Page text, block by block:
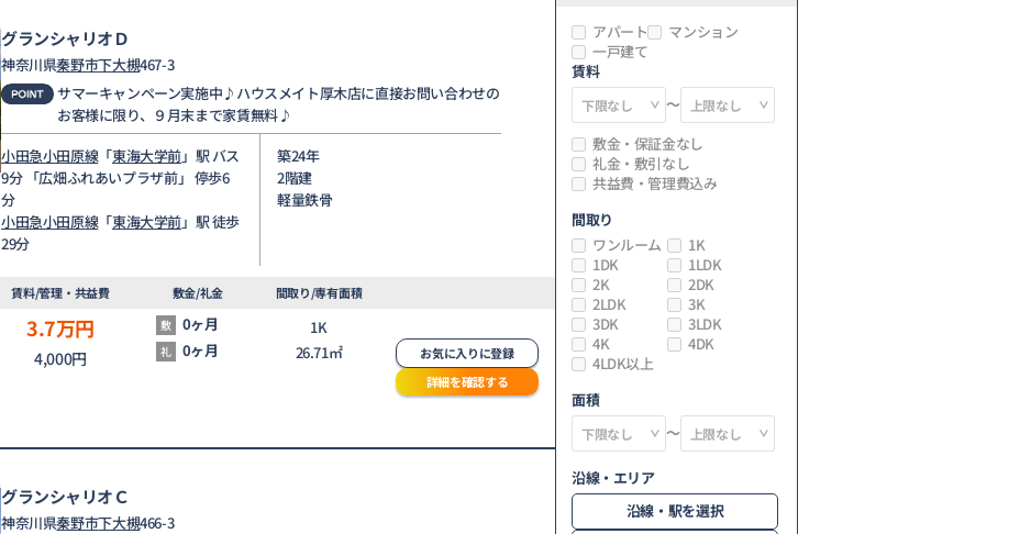
グランシャリオＤ
神奈川県秦野市下大槻467-3
サマーキャンペーン実施中♪ハウスメイト厚木店に直接お問い合わせの
お客様に限り、９月末まで家賃無料♪
小田急小田原線「東海大学前」駅 バス
9分 「広畑ふれあいプラザ前」 停歩6
分
小田急小田原線「東海大学前」駅 徒歩
29分
築24年
2階建
軽量鉄骨
賃料/管理・共益費 敷金/礼金 間取り/専有面積
3.7万円
4,000円
敷 0ヶ月
礼 0ヶ月
1K
26.71㎡
お気に入りに登録
詳細を確認する
グランシャリオＣ
神奈川県秦野市下大槻466-3
アパート
マンション
一戸建て
賃料
～
敷金・保証金なし
礼金・敷引なし
共益費・管理費込み
間取り
ワンルーム
1K
1DK
1LDK
2K
2DK
2LDK
3K
3DK
3LDK
4K
4DK
4LDK以上
面積
～
沿線・エリア
沿線・駅を選択